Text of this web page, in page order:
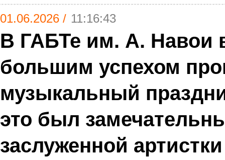
01.06.2026 / 11:16:43
В ГАБТе им. А. Навои
большим успехом
музыкальный
это был
заслуженной